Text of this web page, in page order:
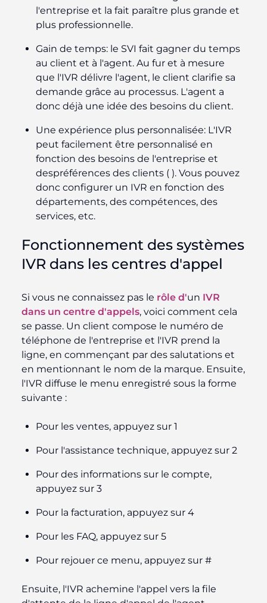
l'entreprise et la fait paraître plus grande et
plus professionnelle.
Gain de temps: le SVI fait gagner du temps
au client et à l'agent. Au fur et à mesure
que l'IVR délivre l'agent, le client clarifie sa
demande grâce au processus. L'agent a
donc déjà une idée des besoins du client.
Une expérience plus personnalisée: L'IVR
peut facilement être personnalisé en
fonction des besoins de l'entreprise et
despréférences des clients ( ). Vous pouvez
donc configurer un IVR en fonction des
départements, des compétences, des
services, etc.
Fonctionnement des systèmes
IVR dans les centres d'appel
Si vous ne connaissez pas le rôle d'un IVR
dans un centre d'appels, voici comment cela
se passe. Un client compose le numéro de
téléphone de l'entreprise et l'IVR prend la
ligne, en commençant par des salutations et
en mentionnant le nom de la marque. Ensuite,
l'IVR diffuse le menu enregistré sous la forme
suivante :
Pour les ventes, appuyez sur 1
Pour l'assistance technique, appuyez sur 2
Pour des informations sur le compte,
appuyez sur 3
Pour la facturation, appuyez sur 4
Pour les FAQ, appuyez sur 5
Pour rejouer ce menu, appuyez sur #
Ensuite, l'IVR achemine l'appel vers la file